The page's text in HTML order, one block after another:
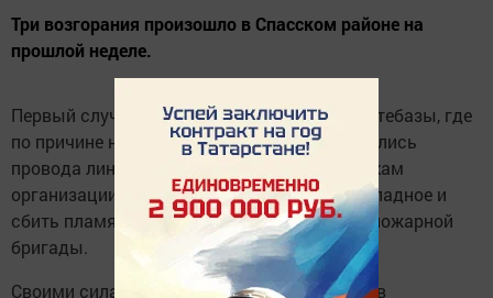
Три возгорания произошло в Спасском районе на
прошлой неделе.
Первый случай зафиксирован в районе нефтебазы, где
по причине неисправности изоляции загорелись
провода линии электропередачи. Сотрудникам
организации удалось вовремя заметить неладное и
сбить пламя из огнетушителей до приезда пожарной
бригады.
Своими силами справились с возгоранием в